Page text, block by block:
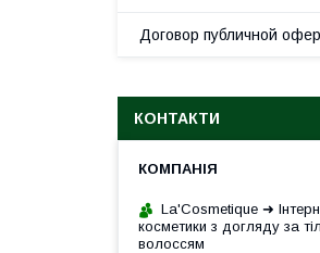
Договор публичной
КОНТАКТИ
La'Cosmetique ➜
косметики з догляду за
волоссям